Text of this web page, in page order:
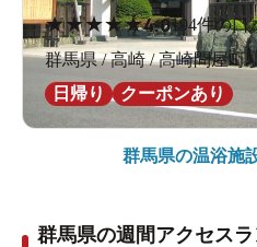
★★★★★4.0194件の口
群馬県 / 高崎 / 高崎問屋町
日帰り
クーポンあり
群馬県の温浴施
群馬県の週間アクセス